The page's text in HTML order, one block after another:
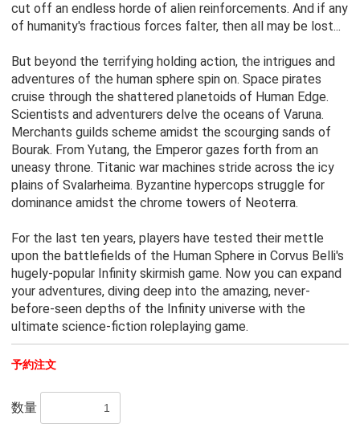
cut off an endless horde of alien reinforcements. And if any
of humanity's fractious forces falter, then all may be lost...
But beyond the terrifying holding action, the intrigues and
adventures of the human sphere spin on. Space pirates
cruise through the shattered planetoids of Human Edge.
Scientists and adventurers delve the oceans of Varuna.
Merchants guilds scheme amidst the scourging sands of
Bourak. From Yutang, the Emperor gazes forth from an
uneasy throne. Titanic war machines stride across the icy
plains of Svalarheima. Byzantine hypercops struggle for
dominance amidst the chrome towers of Neoterra.
For the last ten years, players have tested their mettle
upon the battlefields of the Human Sphere in Corvus Belli's
hugely-popular Infinity skirmish game. Now you can expand
your adventures, diving deep into the amazing, never-
before-seen depths of the Infinity universe with the
ultimate science-fiction roleplaying game.
予約注文
数量